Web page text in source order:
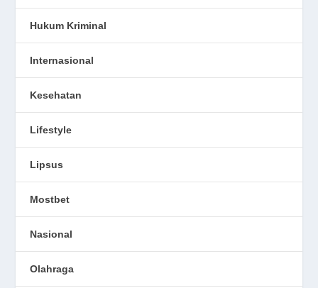
Hukum Kriminal
Internasional
Kesehatan
Lifestyle
Lipsus
Mostbet
Nasional
Olahraga